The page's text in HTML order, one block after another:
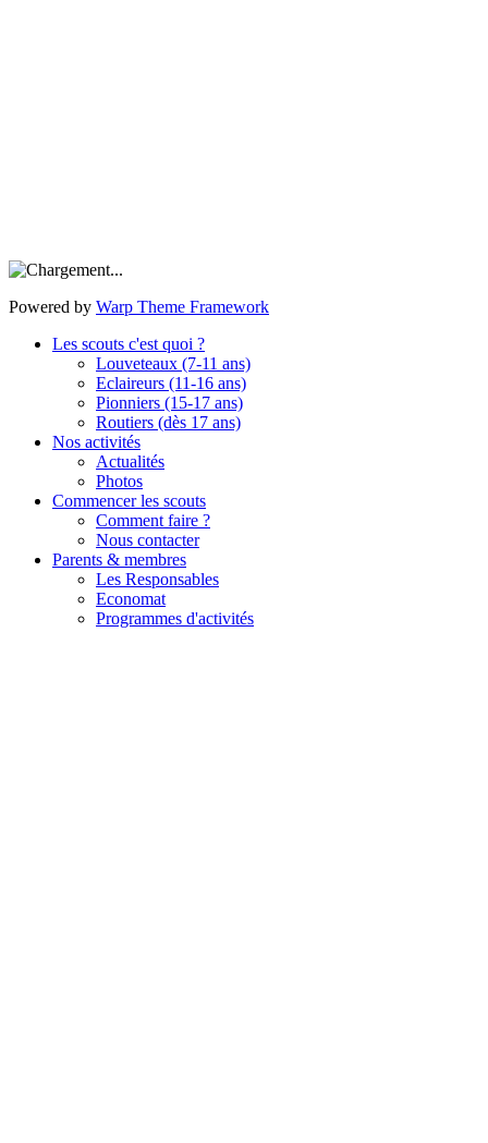
Powered by Warp Theme Framework
Les scouts c'est quoi ?
Louveteaux (7-11 ans)
Eclaireurs (11-16 ans)
Pionniers (15-17 ans)
Routiers (dès 17 ans)
Nos activités
Actualités
Photos
Commencer les scouts
Comment faire ?
Nous contacter
Parents & membres
Les Responsables
Economat
Programmes d'activités